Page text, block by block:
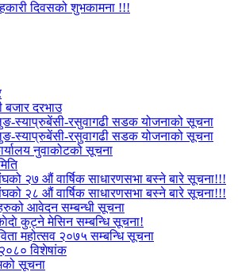
दिवसको शुभकामना !!!
बजार दरभाउ
स्याप्रुबेंसी-रसुवागढी सडक योजनाको सूचना
स्याप्रुबेंसी-रसुवागढी सडक योजनाको सूचना
नुवाकोटको सूचना
२७ औं वार्षिक साधारणसभा बस्ने बारे सूचना!!!
२८ औं वार्षिक साधारणसभा बस्ने बारे सूचना!!!
आवेदन सम्बन्धी सूचना
कुट्ने मेसिन सम्बन्धि सूचना!
महोत्सव २०७५ सम्बन्धि सूचना
विशेषांक
सूचना